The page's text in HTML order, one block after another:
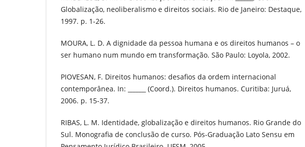
Globalização, neoliberalismo e direitos sociais. Rio de Janeiro: Destaque,
1997. p. 1-26.
MOURA, L. D. A dignidade da pessoa humana e os direitos humanos – o
ser humano num mundo em transformação. São Paulo: Loyola, 2002.
PIOVESAN, F. Direitos humanos: desafios da ordem internacional
contemporânea. In: ______ (Coord.). Direitos humanos. Curitiba: Juruá,
2006. p. 15-37.
RIBAS, L. M. Identidade, globalização e direitos humanos. Rio Grande do
Sul. Monografia de conclusão de curso. Pós-Graduação Lato Sensu em